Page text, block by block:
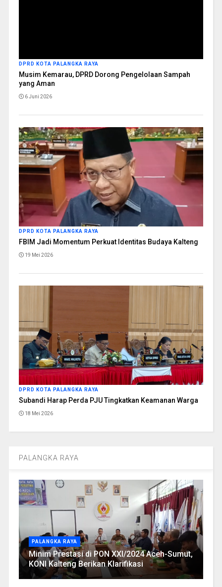
DPRD KOTA PALANGKA RAYA
Musim Kemarau, DPRD Dorong Pengelolaan Sampah
yang Aman
6 Juni 2026
DPRD KOTA PALANGKA RAYA
FBIM Jadi Momentum Perkuat Identitas Budaya Kalteng
19 Mei 2026
DPRD KOTA PALANGKA RAYA
Subandi Harap Perda PJU Tingkatkan Keamanan Warga
18 Mei 2026
PALANGKA RAYA
PALANGKA RAYA
Minim Prestasi di PON XXI/2024 Aceh-Sumut,
KONI Kalteng Berikan Klarifikasi